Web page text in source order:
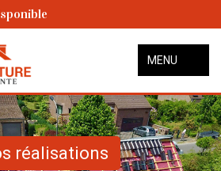
MENU
réalisations